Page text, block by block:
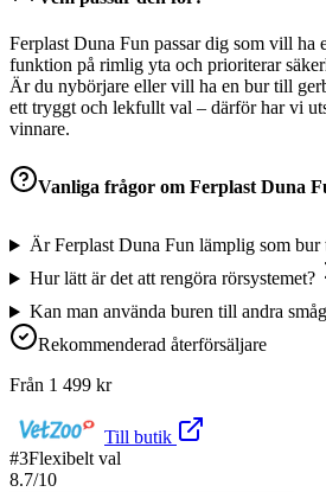
Ferplast Duna Fun passar dig som vill ha
funktion på rimlig yta och prioriterar
Är du nybörjare eller vill ha en bur till
ett tryggt och lekfullt val – därför har vi
vinnare.
Vanliga frågor om Ferplast Duna
Är Ferplast Duna Fun lämplig som
Hur lätt är det att rengöra rörsystemet?
Kan man använda buren till andra
Rekommenderad återförsäljare
Från 1 499 kr
Till butik
#3Flexibelt val
8.7/10